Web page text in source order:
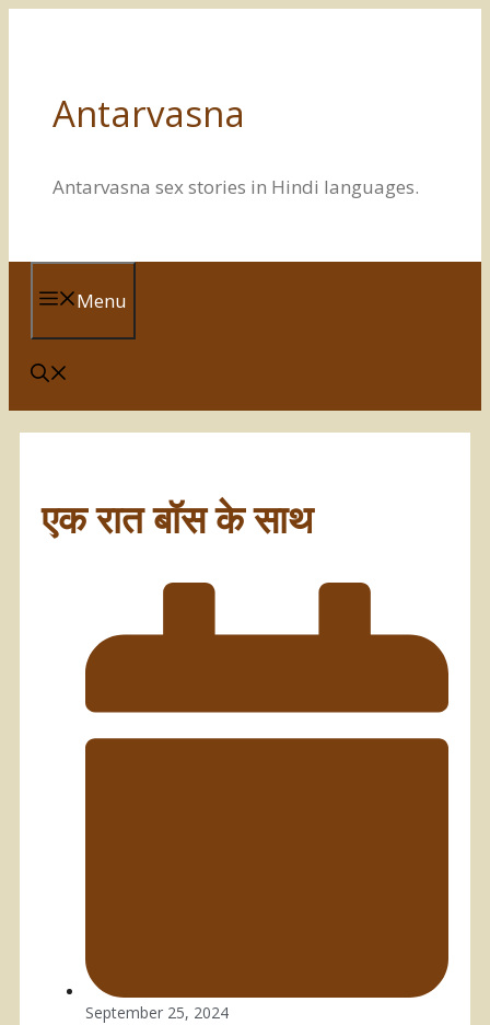
Antarvasna
Antarvasna sex stories in Hindi languages.
Menu
एक रात बॉस के साथ
September 25, 2024